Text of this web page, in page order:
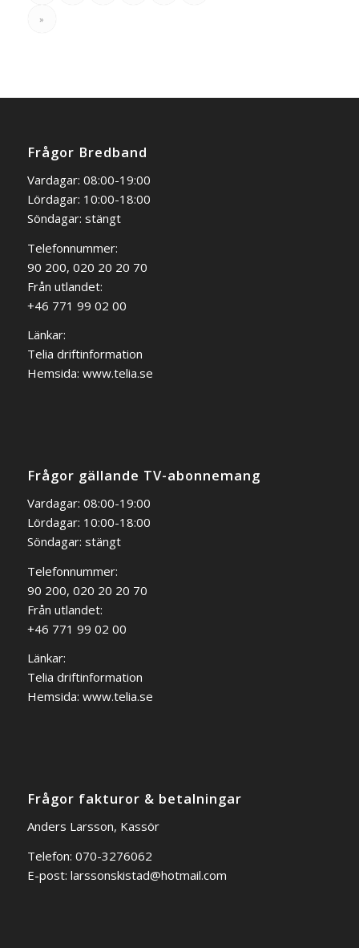
»
Frågor Bredband
Vardagar: 08:00-19:00
Lördagar: 10:00-18:00
Söndagar: stängt
Telefonnummer:
90 200, 020 20 20 70
Från utlandet:
+46 771 99 02 00
Länkar:
Telia driftinformation
Hemsida: www.telia.se
Frågor gällande TV-abonnemang
Vardagar: 08:00-19:00
Lördagar: 10:00-18:00
Söndagar: stängt
Telefonnummer:
90 200, 020 20 20 70
Från utlandet:
+46 771 99 02 00
Länkar:
Telia driftinformation
Hemsida: www.telia.se
Frågor fakturor & betalningar
Anders Larsson, Kassör
Telefon: 070-3276062
E-post: larssonskistad@hotmail.com